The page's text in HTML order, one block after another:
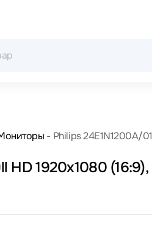
Philips 24E1N1200A/01
HD 1920x1080 (16:9),